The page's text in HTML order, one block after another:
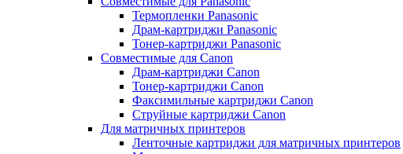
Термопленки Panasonic
Драм-картриджи Panasonic
Тонер-картриджи Panasonic
Совместимые для Canon
Драм-картриджи Canon
Тонер-картриджи Canon
Факсимильные картриджи Canon
Струйные картриджи Canon
Для матричных принтеров
Ленточные картриджи для матричных принтеров